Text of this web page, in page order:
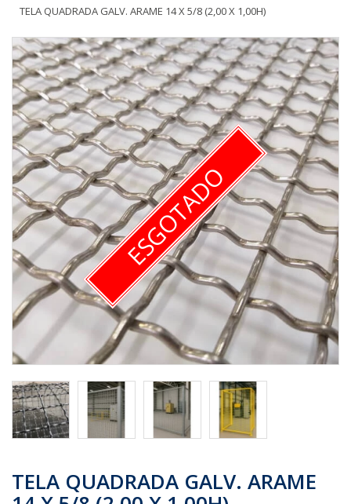
TELA QUADRADA GALV. ARAME 14 X 5/8 (2,00 X 1,00H)
ESGOTADO
TELA QUADRADA GALV. ARAME